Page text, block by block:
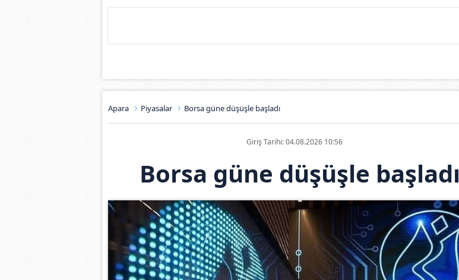
Apara Piyasalar Borsa güne düşüşle başladı
Giriş Tarihi: 04.08.2026 10:56
Borsa güne düşüşle başladı